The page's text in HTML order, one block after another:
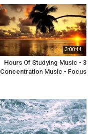
3:00:44
3 Hours Of Studying Music -
Concentration Music - Focus...